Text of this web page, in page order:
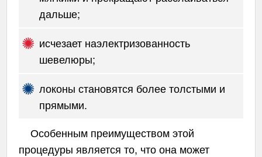
дальше;
исчезает наэлектризованность
шевелюры;
локоны становятся более толстыми и
прямыми.
Особенным преимуществом этой
процедуры является то, что она может